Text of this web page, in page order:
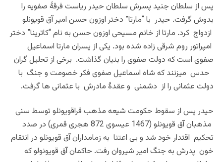
پس از سلطان جنید پسرش سلطان حیدر ریاست فرقۀ صفویه را
بدوش گرفت. حیدر با “مارتا” دختر اوزون حسن امیر آق قویونلو
ازدواج کرد. مارتا از خانم مسیحی اوزون حسن به نام “کاترینا” دختر
امپراتور روم شرقی زاده شده بود. یکی از پسران مارتا اسماعیل
صفوی است که دولت صفوی را بنیان گذاشت. برخی از تحلیل گران
حدس میزنند که شاه اسماعیل صفوی فکر خصومت و جنگ با
دولت عثمانی را از دشمنی و عقدۀ مادرش با عثمانی ها گرفت.
حیدر پس از سقوط حکومت شیعه مذهب قراقویونلو توسط سنی
مذهبان آق قویونلو (1467 عیسوی 872 هجری قمری) در صدد
تحکیم اقتدار خود شد و بی اعتنا به زمامداران آق قویونلو در انتقام
خون پدرش به جنگ امیر شیروان رفت. حاکمان آق قویونولو که